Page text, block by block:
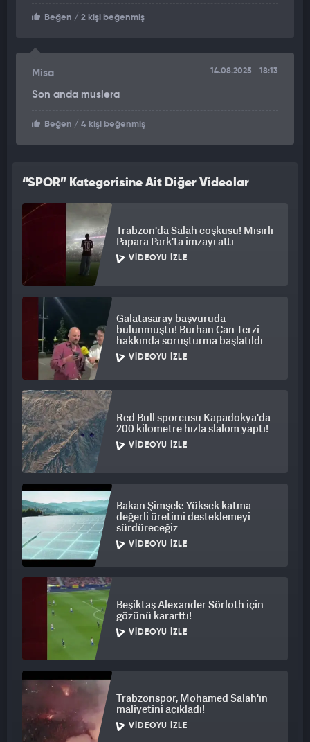
Beğen / 2 kişi beğenmiş
Misa 14.08.2025 18:13
Son anda muslera
Beğen / 4 kişi beğenmiş
“SPOR” Kategorisine Ait Diğer Videolar
Trabzon'da Salah coşkusu! Mısırlı
Papara Park'ta imzayı attı
VIDEOYU İZLE
Galatasaray başvuruda
bulunmuştu! Burhan Can Terzi
hakkında soruşturma başlatıldı
VIDEOYU İZLE
Red Bull sporcusu Kapadokya'da
200 kilometre hızla slalom yaptı!
VIDEOYU İZLE
Bakan Şimşek: Yüksek katma
değerli üretimi desteklemeyi
sürdüreceğiz
VIDEOYU İZLE
Beşiktaş Alexander Sörloth için
gözünü kararttı!
VIDEOYU İZLE
Trabzonspor, Mohamed Salah'ın
maliyetini açıkladı!
VIDEOYU İZLE